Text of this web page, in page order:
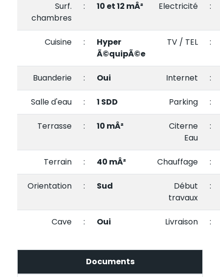
Surf.
chambres
: 10 et 12 mÂ² Electricité :
Cuisine :
Hyper
Ã©quipÃ©e
TV / TEL :
Buanderie : Oui Internet :
Salle d'eau : 1 SDD Parking :
Terrasse : 10 mÂ²
Citerne
Eau
:
Terrain : 40 mÂ² Chauffage :
Orientation : Sud
Début
travaux
:
Cave : Oui Livraison :
Documents